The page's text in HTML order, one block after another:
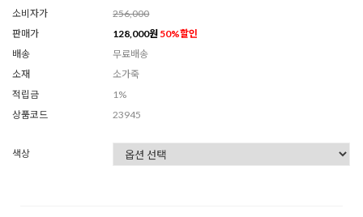
소비자가
256,000
판매가
128,000원 50%할인
배송
무료배송
소재
소가죽
적립금
1%
상품코드
23945
색상